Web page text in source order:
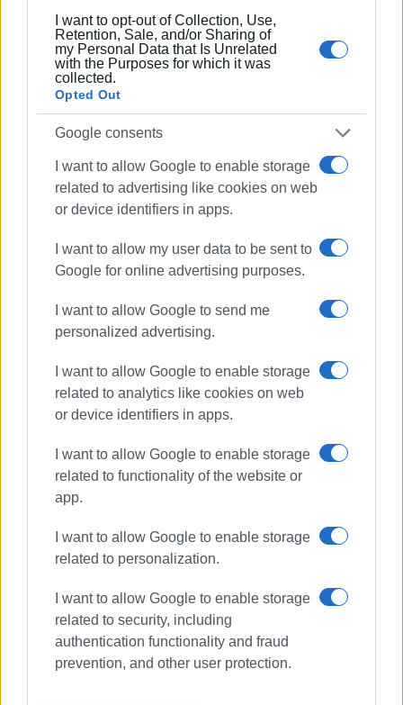
I want to opt-out of Collection, Use,
Retention, Sale, and/or Sharing of
my Personal Data that Is Unrelated
with the Purposes for which it was
collected.
Opted Out
Google consents
I want to allow Google to enable storage
related to advertising like cookies on web
or device identifiers in apps.
I want to allow my user data to be sent to
Google for online advertising purposes.
I want to allow Google to send me
personalized advertising.
I want to allow Google to enable storage
related to analytics like cookies on web
or device identifiers in apps.
I want to allow Google to enable storage
related to functionality of the website or
app.
I want to allow Google to enable storage
related to personalization.
I want to allow Google to enable storage
related to security, including
authentication functionality and fraud
prevention, and other user protection.
Επιδείνωση
Με τον χρόνο ωστόσο να κυλάει αμείλικτα, η σημερινή
εικόνα της παραλιακής στην Γαρίτσα, στο
συγκεκριμένο τμήμα είναι ιδιαίτερα αποκαρδιωτική. Σε
του πεζοδρομίου, που επιδεινώνεται και από τις
καιρικές συνθήκες, οδηγώντας σε νέες υποχωρήσεις με
ό, τι αυτό συνεπάγεται για την ασφάλεια των
ΜΑΡΙΑ ΜΠΑΖΔΡΙΓΙΑΝΝΗ
Συνδρομητές στο e-paper